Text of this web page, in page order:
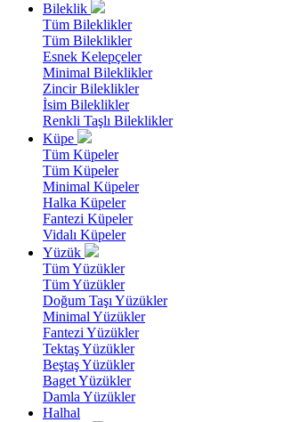
Bileklik
Tüm Bileklikler
Tüm Bileklikler
Esnek Kelepçeler
Minimal Bileklikler
Zincir Bileklikler
İsim Bileklikler
Renkli Taşlı Bileklikler
Küpe
Tüm Küpeler
Tüm Küpeler
Minimal Küpeler
Halka Küpeler
Fantezi Küpeler
Vidalı Küpeler
Yüzük
Tüm Yüzükler
Tüm Yüzükler
Doğum Taşı Yüzükler
Minimal Yüzükler
Fantezi Yüzükler
Tektaş Yüzükler
Beştaş Yüzükler
Baget Yüzükler
Damla Yüzükler
Halhal